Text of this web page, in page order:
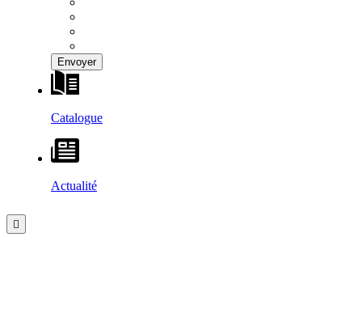
Catalogue
Actualité